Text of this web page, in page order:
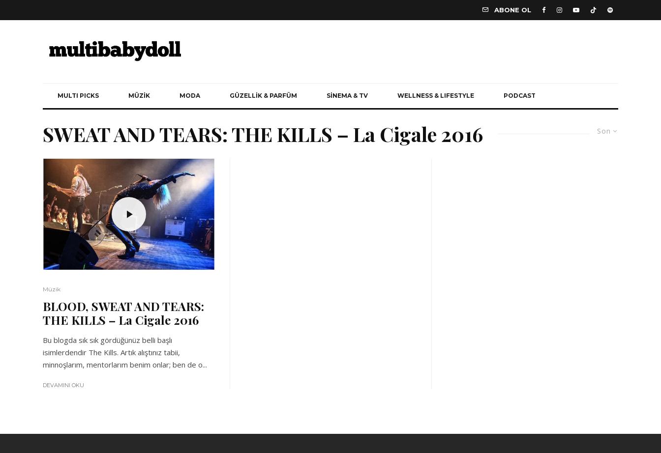
ABONE OL
MULTI PICKS MÜZİK MODA GÜZELLİK & PARFÜM SİNEMA & TV WELLNESS & LIFESTYLE PODCAST
Son
SWEAT AND TEARS: THE KILLS – La Cigale 2016
Müzik
BLOOD, SWEAT AND TEARS:
THE KILLS – La Cigale 2016
Bu blogda sık sık gördüğünüz belli başlı
isimlerdendir The Kills. Artık alıştınız tabii,
minnoşlarım, mentorlarım benim onlar; ben de o...
DEVAMINI OKU